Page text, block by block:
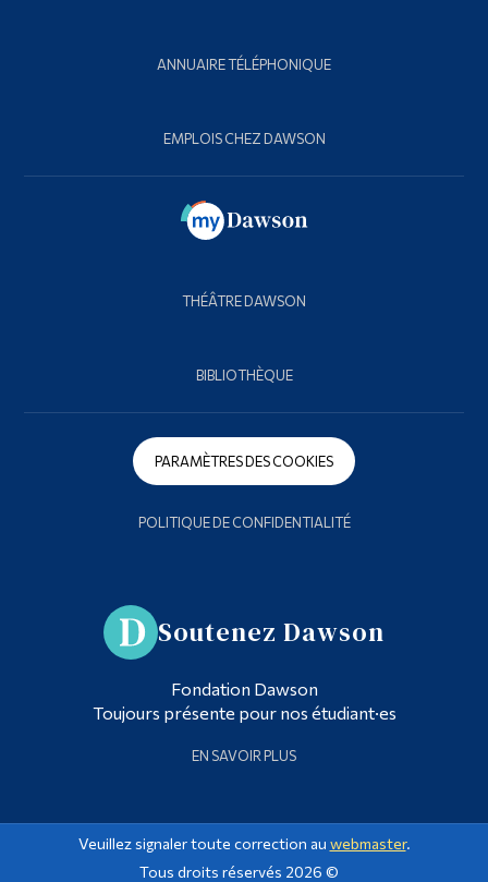
ANNUAIRE TÉLÉPHONIQUE
EMPLOIS CHEZ DAWSON
THÉÂTRE DAWSON
BIBLIOTHÈQUE
PARAMÈTRES DES COOKIES
POLITIQUE DE CONFIDENTIALITÉ
Soutenez Dawson
Fondation Dawson
Toujours présente pour nos étudiant·es
EN SAVOIR PLUS
Veuillez signaler toute correction au webmaster.
Tous droits réservés 2026 ©